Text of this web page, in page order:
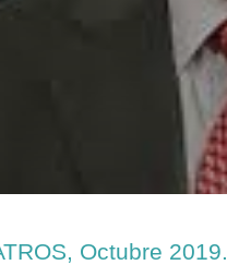
Octubre 2019.